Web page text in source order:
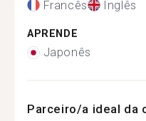
Francês Inglês
APRENDE
Japonês
Parceiro/a ideal da